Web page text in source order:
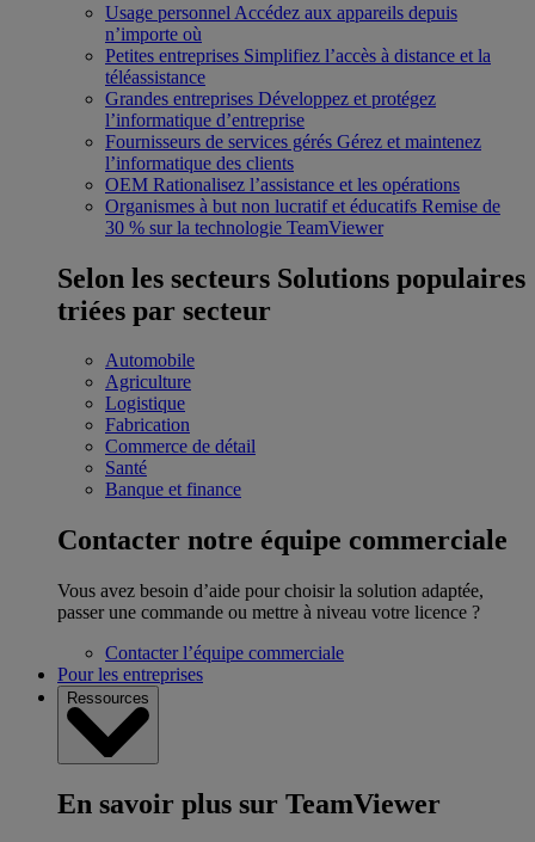
Usage personnel Accédez aux appareils depuis
n’importe où
Petites entreprises Simplifiez l’accès à distance et la
téléassistance
Grandes entreprises Développez et protégez
l’informatique d’entreprise
Fournisseurs de services gérés Gérez et maintenez
l’informatique des clients
OEM Rationalisez l’assistance et les opérations
Organismes à but non lucratif et éducatifs Remise de
30 % sur la technologie TeamViewer
Selon les secteurs Solutions populaires
triées par secteur
Automobile
Agriculture
Logistique
Fabrication
Commerce de détail
Santé
Banque et finance
Contacter notre équipe commerciale
Vous avez besoin d’aide pour choisir la solution adaptée,
passer une commande ou mettre à niveau votre licence ?
Contacter l’équipe commerciale
Pour les entreprises
Ressources
En savoir plus sur TeamViewer